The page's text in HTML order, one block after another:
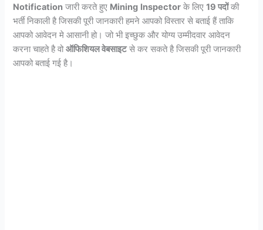
Notification जारी करते हुए Mining Inspector के लिए19 पदोंकी
भर्ती निकाली है जिसकी पूरी जानकारी हमने आपको विस्तार से बताई हैं ताकि
आपको आवेदन मे आसानी हो। जो भी इच्छुक और योग्य उम्मीदवार आवेदन
करना चाहते है वोऑफिशियल वेबसाइटसे कर सकते है जिसकी पूरी जानकारी
आपको बताई गई है।